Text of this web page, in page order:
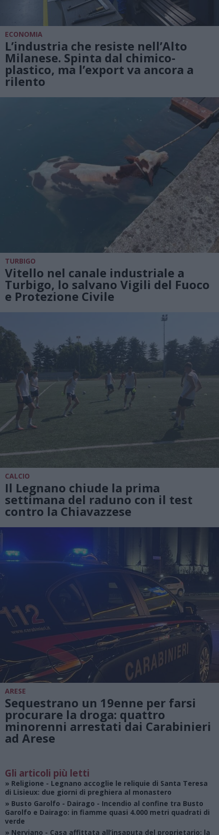
ECONOMIA
L’industria che resiste nell’Alto
Milanese. Spinta dal chimico-
plastico, ma l’export va ancora a
rilento
TURBIGO
Vitello nel canale industriale a
Turbigo, lo salvano Vigili del Fuoco
e Protezione Civile
CALCIO
Il Legnano chiude la prima
settimana del raduno con il test
contro la Chiavazzese
ARESE
Sequestrano un 19enne per farsi
procurare la droga: quattro
minorenni arrestati dai Carabinieri
ad Arese
Gli articoli più letti
» Religione - Legnano accoglie le reliquie di Santa Teresa
di Lisieux: due giorni di preghiera al monastero
» Busto Garolfo - Dairago - Incendio al confine tra Busto
Garolfo e Dairago: in fiamme quasi 4.000 metri quadrati di
verde
» Nerviano - Casa affittata all’insaputa del proprietario: la